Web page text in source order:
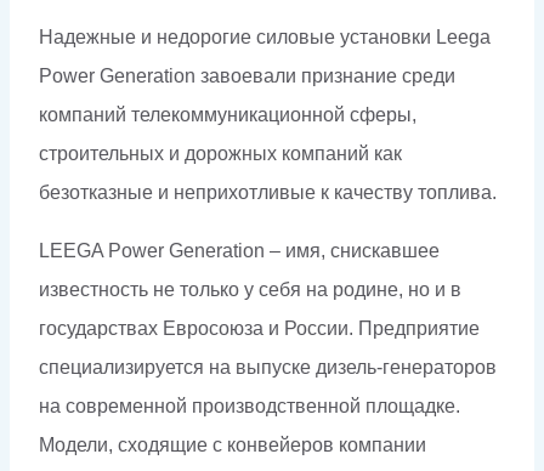
Надежные и недорогие силовые установки Leega
Power Generation завоевали признание среди
компаний телекоммуникационной сферы,
строительных и дорожных компаний как
безотказные и неприхотливые к качеству топлива.
LEEGA Power Generation – имя, снискавшее
известность не только у себя на родине, но и в
государствах Евросоюза и России. Предприятие
специализируется на выпуске дизель-генераторов
на современной производственной площадке.
Модели, сходящие с конвейеров компании